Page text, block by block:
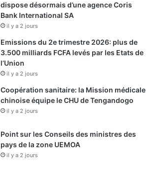
dispose désormais d’une agence Coris
Bank International SA
il y a 2 jours
Emissions du 2e trimestre 2026: plus de
3.500 milliards FCFA levés par les Etats de
l’Union
il y a 2 jours
Coopération sanitaire: la Mission médicale
chinoise équipe le CHU de Tengandogo
il y a 2 jours
Point sur les Conseils des ministres des
pays de la zone UEMOA
il y a 2 jours